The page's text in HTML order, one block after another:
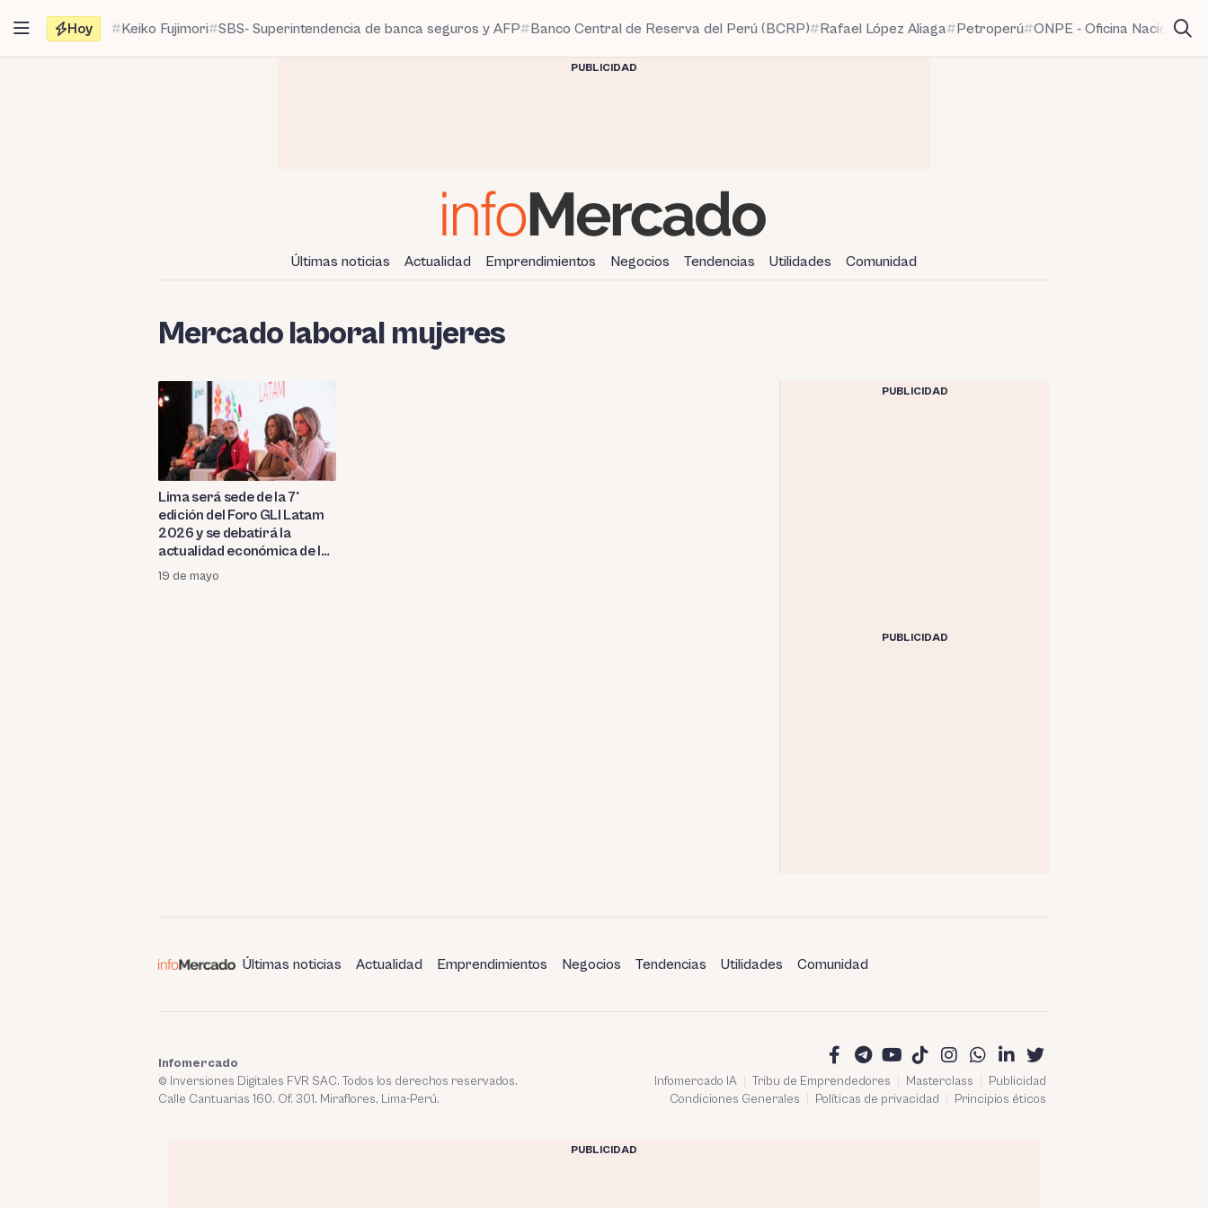
contenido
Hoy Keiko Fujimori SBS- Superintendencia de banca seguros y AFP Banco Central de Reserva del Perú (BCRP) Rafael López Aliaga Petroperú ONPE - Oficina Nacional
PUBLICIDAD
Últimas noticias Actualidad Emprendimientos Negocios Tendencias Utilidades Comunidad
Mercado laboral mujeres
Lima será sede de la 7°
edición del Foro GLI Latam
2026 y se debatirá la
actualidad económica de las
mujeres
19 de mayo
PUBLICIDAD
PUBLICIDAD
Últimas noticias Actualidad Emprendimientos Negocios Tendencias Utilidades Comunidad
Infomercado IA Tribu de Emprendedores Masterclass
Publicidad
Condiciones Generales
Políticas de privacidad Principios éticos
Infomercado
© Inversiones Digitales FVR SAC. Todos los derechos reservados.
Calle Cantuarias 160. Of. 301. Miraflores, Lima-Perú.
PUBLICIDAD